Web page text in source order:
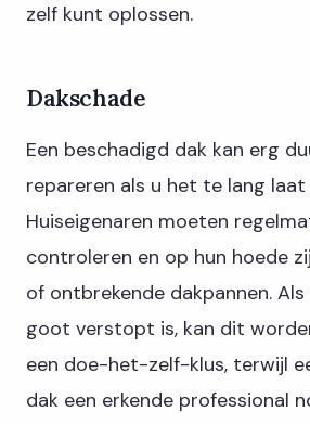
zelf kunt oplossen.
Dakschade
Een beschadigd dak kan erg
repareren als u het te lang laat
Huiseigenaren moeten
controleren en op hun hoede
of ontbrekende dakpannen.
goot verstopt is, kan dit
een doe-het-zelf-klus, terwijl
dak een erkende professional